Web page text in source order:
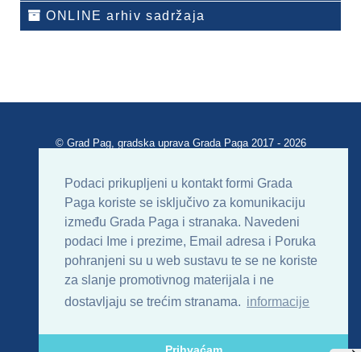
Podaci prikupljeni u kontakt formi Grada
Paga koriste se isključivo za komunikaciju
između Grada Paga i stranaka. Navedeni
podaci Ime i prezime, Email adresa i Poruka
pohranjeni su u web sustavu te se ne koriste
za slanje promotivnog materijala i ne
dostavljaju se trećim stranama. informacije
ONLINE arhiv sadržaja
© Grad Pag, gradska uprava Grada Paga 2017 - 2026
Uvjeti korištenja Impressum
Kontakt
Sitemap
RSS